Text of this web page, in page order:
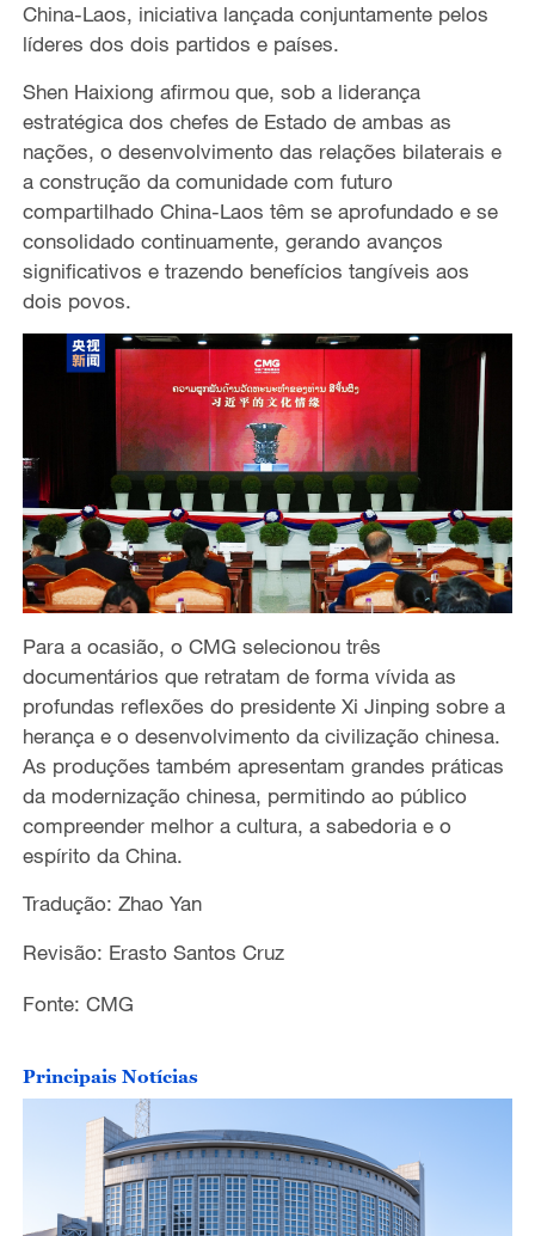
China-Laos, iniciativa lançada conjuntamente pelos
líderes dos dois partidos e países.
Shen Haixiong afirmou que, sob a liderança
estratégica dos chefes de Estado de ambas as
nações, o desenvolvimento das relações bilaterais e
a construção da comunidade com futuro
compartilhado China-Laos têm se aprofundado e se
consolidado continuamente, gerando avanços
significativos e trazendo benefícios tangíveis aos
dois povos.
Para a ocasião, o CMG selecionou três
documentários que retratam de forma vívida as
profundas reflexões do presidente Xi Jinping sobre a
herança e o desenvolvimento da civilização chinesa.
As produções também apresentam grandes práticas
da modernização chinesa, permitindo ao público
compreender melhor a cultura, a sabedoria e o
espírito da China.
Tradução: Zhao Yan
Revisão: Erasto Santos Cruz
Fonte: CMG
Principais Notícias